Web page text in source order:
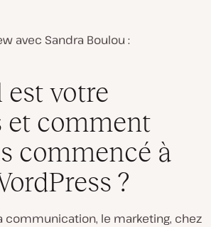
avec Sandra Boulou :
est votre
et comment
commencé à
?
communication, le marketing, chez